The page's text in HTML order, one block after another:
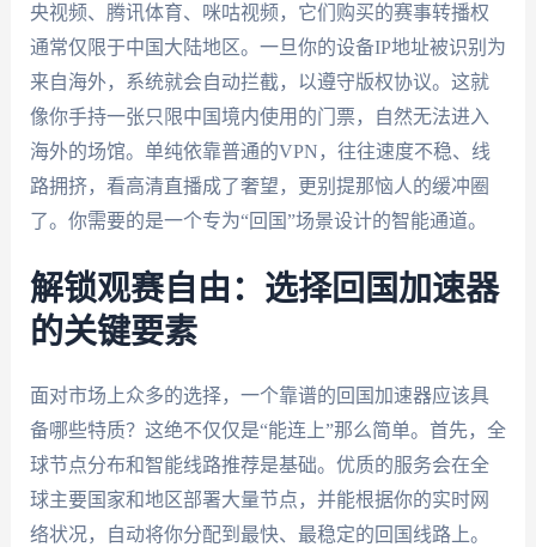
央视频、腾讯体育、咪咕视频，它们购买的赛事转播权
通常仅限于中国大陆地区。一旦你的设备IP地址被识别为
来自海外，系统就会自动拦截，以遵守版权协议。这就
像你手持一张只限中国境内使用的门票，自然无法进入
海外的场馆。单纯依靠普通的VPN，往往速度不稳、线
路拥挤，看高清直播成了奢望，更别提那恼人的缓冲圈
了。你需要的是一个专为“回国”场景设计的智能通道。
解锁观赛自由：选择回国加速器
的关键要素
面对市场上众多的选择，一个靠谱的回国加速器应该具
备哪些特质？这绝不仅仅是“能连上”那么简单。首先，全
球节点分布和智能线路推荐是基础。优质的服务会在全
球主要国家和地区部署大量节点，并能根据你的实时网
络状况，自动将你分配到最快、最稳定的回国线路上。